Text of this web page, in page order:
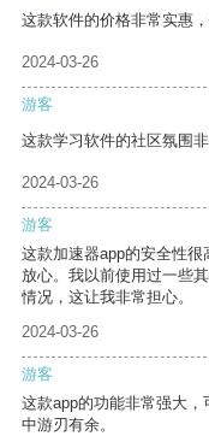
这款软件的价格非常实惠，
2024-03-26
游客
这款学习软件的社区氛围
2024-03-26
游客
这款加速器app的安全性
放心。我以前使用过一些
情况，这让我非常担心。
2024-03-26
游客
这款app的功能非常强大
中游刃有余。